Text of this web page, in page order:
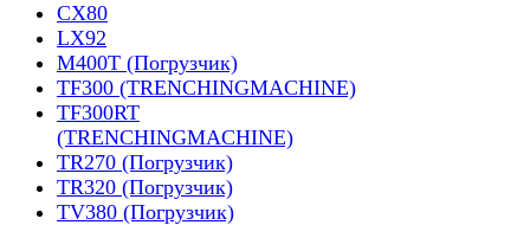
CX80
LX92
M400T (Погрузчик)
TF300 (TRENCHINGMACHINE)
TF300RT
(TRENCHINGMACHINE)
TR270 (Погрузчик)
TR320 (Погрузчик)
TV380 (Погрузчик)